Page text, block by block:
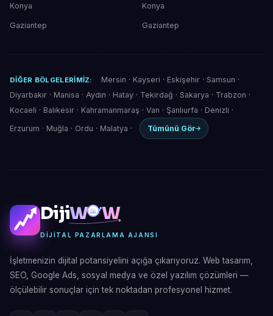
Konya
Gaziantep
Konya
Gaziantep
DIĞER BÖLGELERIMIZ: Mersin · Kayseri · Eskişehir· Samsun ·
Diyarbakır · Manisa · Aydın · Hatay · Tekirdağ · Sakarya · Trabzon ·
Kocaeli · Balıkesir · Kahramanmaraş · Van · Şanlıurfa · Denizli ·
Erzurum · Muğla · Ordu · Malatya · Tümünü Gör
DijiW W
DIJITAL PAZARLAMA AJANSI
İşletmenizin dijital potansiyelini açığa çıkarıyoruz. Web tasarım,
SEO, Google Ads, sosyal medya ve özel yazılım çözümleri —
ölçülebilir sonuçlar için tek noktadan profesyonel hizmet.